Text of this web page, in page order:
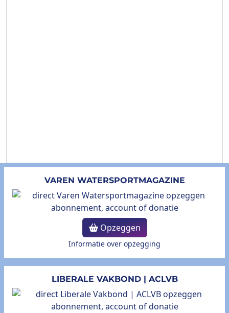
VAREN WATERSPORTMAGAZINE
Opzeggen
Informatie over opzegging
LIBERALE VAKBOND | ACLVB